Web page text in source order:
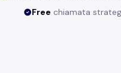
Free chiamata